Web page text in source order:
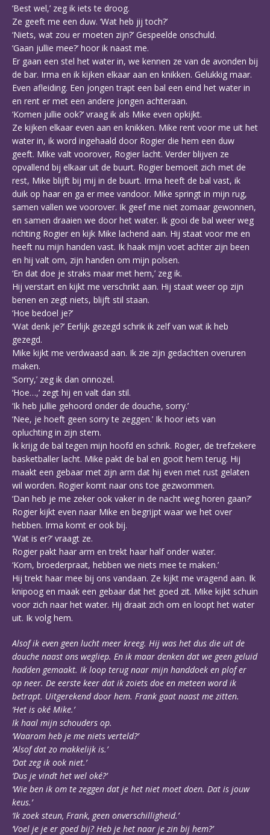
‘Best wel,’ zeg ik iets te droog.
Ze geeft me een duw. ‘Wat heb jij toch?’
‘Niets, wat zou er moeten zijn?’ Gespeelde onschuld.
‘Gaan jullie mee?’ hoor ik naast me.
Er gaan een stel het water in, we kennen ze van de avonden bij
de bar. Irma en ik kijken elkaar aan en knikken. Gelukkig maar.
Even afleiding. Een jongen trapt een bal een eind het water in
en rent er met een andere jongen achteraan.
‘Komen jullie ook?’ vraag ik als Mike even opkijkt.
Ze kijken elkaar even aan en knikken. Mike rent voor me uit het
water in, ik word ingehaald door Rogier die hem een duw
geeft. Mike valt voorover, Rogier lacht. Verder blijven ze
opvallend bij elkaar uit de buurt. Rogier bemoeit zich met de
rest, Mike blijft bij mij in de buurt. Irma heeft de bal vast, ik
duik op haar en ga er mee vandoor. Mike springt in mijn rug,
samen vallen we voorover. Ik geef me niet zomaar gewonnen,
en samen draaien we door het water. Ik gooi de bal weer weg
richting Rogier en kijk Mike lachend aan. Hij staat voor me en
heeft nu mijn handen vast. Ik haak mijn voet achter zijn been
en hij valt om, zijn handen om mijn polsen.
‘En dat doe je straks maar met hem,’ zeg ik.
Hij verstart en kijkt me verschrikt aan. Hij staat weer op zijn
benen en zegt niets, blijft stil staan.
‘Hoe bedoel je?’
‘Wat denk je?’ Eerlijk gezegd schrik ik zelf van wat ik heb
gezegd.
Mike kijkt me verdwaasd aan. Ik zie zijn gedachten overuren
maken.
‘Sorry,’ zeg ik dan onnozel.
‘Hoe…,’ zegt hij en valt dan stil.
‘Ik heb jullie gehoord onder de douche, sorry.’
‘Nee, je hoeft geen sorry te zeggen.’ Ik hoor iets van
opluchting in zijn stem.
Ik krijg de bal tegen mijn hoofd en schrik. Rogier, de trefzekere
basketballer lacht. Mike pakt de bal en gooit hem terug. Hij
maakt een gebaar met zijn arm dat hij even met rust gelaten
wil worden. Rogier komt naar ons toe gezwommen.
‘Dan heb je me zeker ook vaker in de nacht weg horen gaan?’
Rogier kijkt even naar Mike en begrijpt waar we het over
hebben. Irma komt er ook bij.
‘Wat is er?’ vraagt ze.
Rogier pakt haar arm en trekt haar half onder water.
‘Kom, broederpraat, hebben we niets mee te maken.’
Hij trekt haar mee bij ons vandaan. Ze kijkt me vragend aan. Ik
knipoog en maak een gebaar dat het goed zit. Mike kijkt schuin
voor zich naar het water. Hij draait zich om en loopt het water
uit. Ik volg hem.
Alsof ik even geen lucht meer kreeg. Hij was het dus die uit de
douche naast ons wegliep. En ik maar denken dat we geen geluid
hadden gemaakt. Ik loop terug naar mijn handdoek en plof er
op neer. De eerste keer dat ik zoiets doe en meteen word ik
betrapt. Uitgerekend door hem. Frank gaat naast me zitten.
‘Het is oké Mike.’
Ik haal mijn schouders op.
‘Waarom heb je me niets verteld?’
‘Alsof dat zo makkelijk is.’
‘Dat zeg ik ook niet.’
‘Dus je vindt het wel oké?’
‘Wie ben ik om te zeggen dat je het niet moet doen. Dat is jouw
keus.’
‘Ik zoek steun, Frank, geen onverschilligheid.’
‘Voel je je er goed bij? Heb je het naar je zin bij hem?’